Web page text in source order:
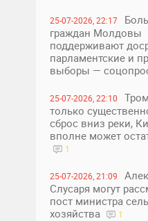
25-07-2026, 22:17
граждан Молдовы
поддерживают
парламентские и
выборы —
25-07-2026, 22:10
только
сброс вниз реки,
вполне может
1
25-07-2026, 21:09
Слусаря могут
пост министра
хозяйства
1